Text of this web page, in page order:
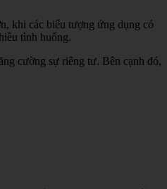
khi các biểu tượng ứng dụng có
tình huống.
cường sự riêng tư. Bên cạnh đó,